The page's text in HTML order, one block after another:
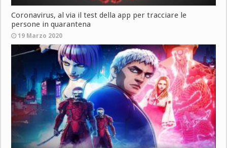
Coronavirus, al via il test della app per tracciare le
persone in quarantena
19 Marzo 2020